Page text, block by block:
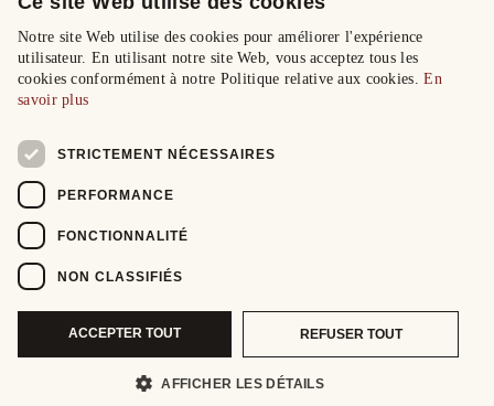
Notre site Web utilise des cookies pour améliorer l'expérience
utilisateur. En utilisant notre site Web, vous acceptez tous les
cookies conformément à notre Politique relative aux cookies.En
savoir plus
STRICTEMENT NÉCESSAIRES
PERFORMANCE
FONCTIONNALITÉ
NON CLASSIFIÉS
ACCEPTER TOUT REFUSER TOUT
AFFICHER LES DÉTAILS